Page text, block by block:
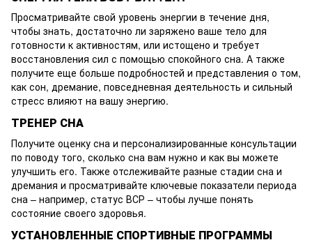
Просматривайте свой уровень энергии в течение дня,
чтобы знать, достаточно ли заряжено ваше тело для
готовности к активностям, или истощено и требует
восстановления сил с помощью спокойного сна. А также
получите еще больше подробностей и представления о том,
как сон, дремание, повседневная деятельность и сильный
стресс влияют на вашу энергию.
ТРЕНЕР СНА
Получите оценку сна и персонализированные консультации
по поводу того, сколько сна вам нужно и как вы можете
улучшить его. Также отслеживайте разные стадии сна и
дремания и просматривайте ключевые показатели периода
сна – например, статус ВСР – чтобы лучше понять
состояние своего здоровья.
УСТАНОВЛЕННЫЕ СПОРТИВНЫЕ ПРОГРАММЫ